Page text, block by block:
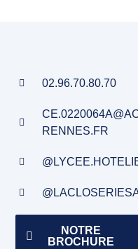
02.96.70.80.70
RENNES.FR
NOTRE
BROCHURE